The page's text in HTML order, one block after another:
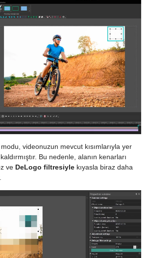
videonuzun mevcut kısımlarıyla yer
Bu nedenle, alanın kenarları
ve DeLogo filtresiyle kıyasla biraz daha